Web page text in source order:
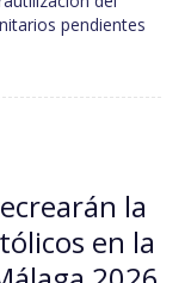
pendientes
la
en la